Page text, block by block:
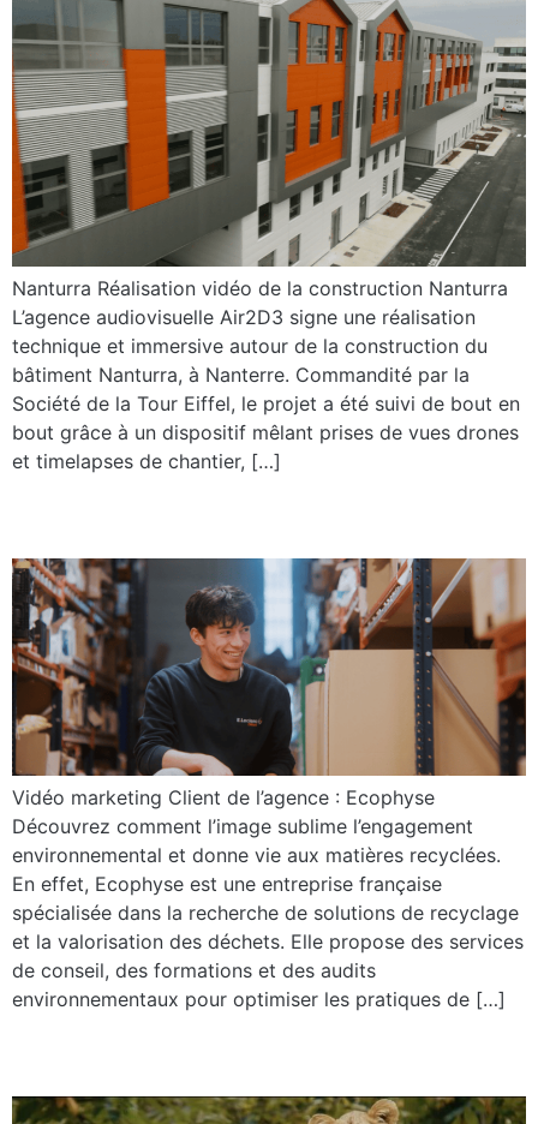
Nanturra Réalisation vidéo de la construction Nanturra
L’agence audiovisuelle Air2D3 signe une réalisation
technique et immersive autour de la construction du
bâtiment Nanturra, à Nanterre. Commandité par la
Société de la Tour Eiffel, le projet a été suivi de bout en
bout grâce à un dispositif mêlant prises de vues drones
et timelapses de chantier, […]
Vidéo marketing Client de l’agence : Ecophyse
Découvrez comment l’image sublime l’engagement
environnemental et donne vie aux matières recyclées.
En effet, Ecophyse est une entreprise française
spécialisée dans la recherche de solutions de recyclage
et la valorisation des déchets. Elle propose des services
de conseil, des formations et des audits
environnementaux pour optimiser les pratiques de […]